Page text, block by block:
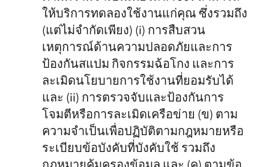
ให้บริการทดลองใช้งานแก่คุณ ซึ่งรวมถึง
(แต่ไม่จำกัดเพียง) (i) การสืบสวน
เหตุการณ์ด้านความปลอดภัยและการ
ป้องกันสแปม กิจกรรมฉ้อโกง และการ
ละเมิดนโยบายการใช้งานที่ยอมรับได้
และ (ii) การตรวจจับและป้องกันการ
โจมตีหรือการละเมิดเครือข่าย (ข) ตาม
ความจำเป็นเพื่อปฏิบัติตามกฎหมายหรือ
ระเบียบข้อบังคับที่บังคับใช้ รวมถึง